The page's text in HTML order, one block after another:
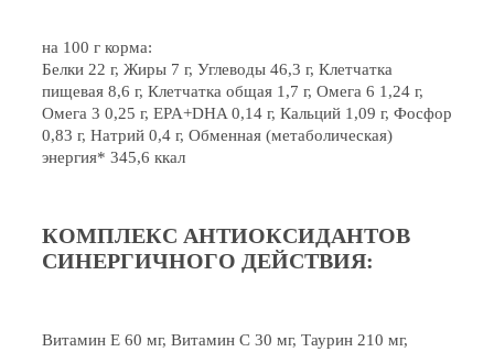
на 100 г корма:
Белки 22 г, Жиры 7 г, Углеводы 46,3 г, Клетчатка
пищевая 8,6 г, Клетчатка общая 1,7 г, Омега 6 1,24 г,
Омега 3 0,25 г, EPA+DHA 0,14 г, Кальций 1,09 г, Фосфор
0,83 г, Натрий 0,4 г, Обменная (метаболическая)
энергия* 345,6 ккал
КОМПЛЕКС АНТИОКСИДАНТОВ
СИНЕРГИЧНОГО ДЕЙСТВИЯ:
Витамин E 60 мг, Витамин C 30 мг, Таурин 210 мг,